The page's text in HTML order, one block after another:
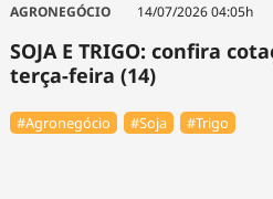
AGRONEGÓCIO 14/07/2026 04:05h
SOJA E TRIGO: confira
terça-feira (14)
#Agronegócio #Soja #Trigo